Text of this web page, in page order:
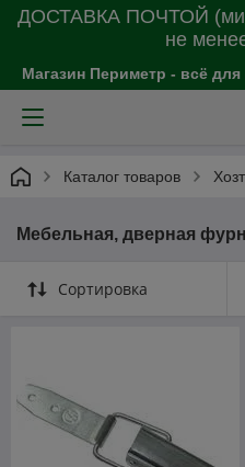
ДОСТАВКА ПОЧТОЙ
не
Магазин Периметр - всё
Каталог товаров
Мебельная, дверная
Сортировка